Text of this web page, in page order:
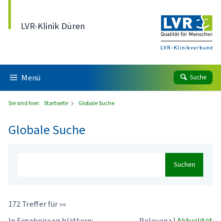
LVR-Klinik Düren
Menü Suche
Sie sind hier: Startseite Globale Suche
Globale Suche
Suchen
172 Treffer für »«